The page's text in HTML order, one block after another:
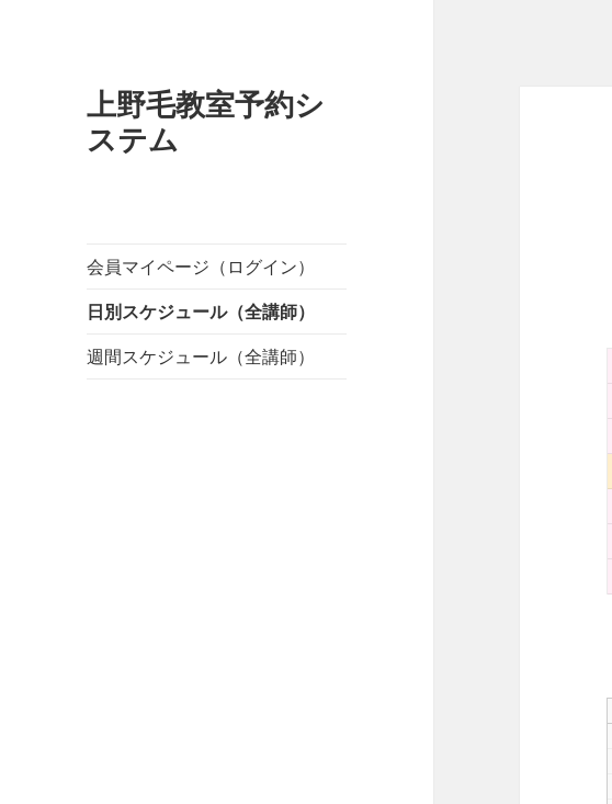
上野毛教室予約シ
ステム
会員マイページ（ログイン）
日別スケジュール（全講師）
週間スケジュール（全講師）